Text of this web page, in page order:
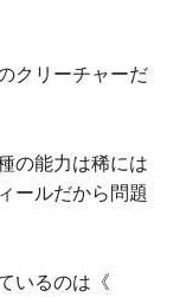
クリーチャーだ
の能力は稀には
ールだから問題
いるのは《